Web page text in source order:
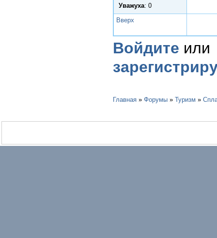
Уважуха: 0
Вверх
Войдите или
Главная » Форумы » Туризм »